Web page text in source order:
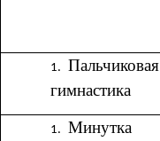
Пальчиковая
гимнастика
Минутка